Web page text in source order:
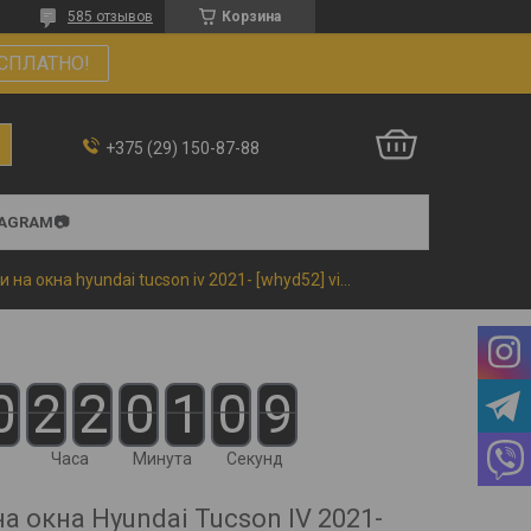
Корзина
585 отзывов
+375 (29) 150-87-88
2 2
Часа
0 1
Минута
0 8
Секунд
окна Hyundai Tucson IV 2021-